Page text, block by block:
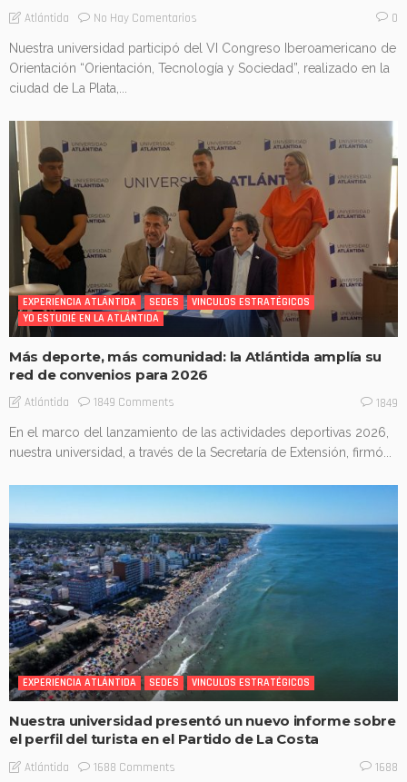
Atlántida No Hay Comentarios 0
Nuestra universidad participó del VI Congreso Iberoamericano de
Orientación “Orientación, Tecnología y Sociedad”, realizado en la
ciudad de La Plata,...
EXPERIENCIA ATLÁNTIDA SEDES
VINCULOS ESTRATÉGICOS
YO ESTUDIÉ EN LA ATLÁNTIDA
Más deporte, más comunidad: la Atlántida amplía su
red de convenios para 2026
Atlántida 1849 Comments 1849
En el marco del lanzamiento de las actividades deportivas 2026,
nuestra universidad, a través de la Secretaría de Extensión, firmó...
EXPERIENCIA ATLÁNTIDA SEDES VINCULOS ESTRATÉGICOS
Nuestra universidad presentó un nuevo informe sobre
el perfil del turista en el Partido de La Costa
Atlántida 1688 Comments 1688